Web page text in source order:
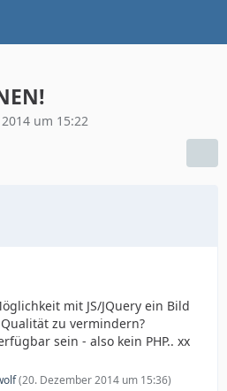
um 15:22
mit JS/JQuery ein Bild
zu vermindern?
sein - also kein PHP.. xx
(20. Dezember 2014 um 15:36)